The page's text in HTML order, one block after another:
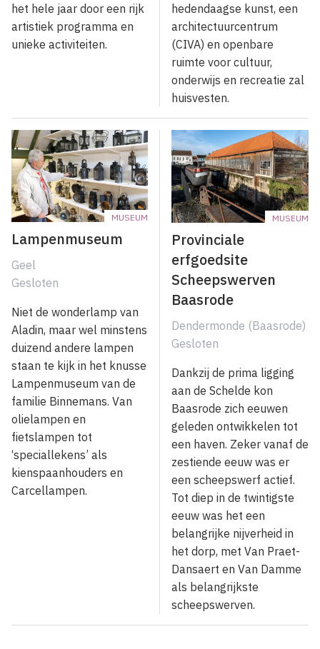
het hele jaar door een rijk
artistiek programma en
unieke activiteiten.
hedendaagse kunst, een
architectuurcentrum
(CIVA) en openbare
ruimte voor cultuur,
onderwijs en recreatie zal
huisvesten.
MUSEUM
Lampenmuseum
Geel
Gesloten
Niet de wonderlamp van
Aladin, maar wel minstens
duizend andere lampen
staan te kijk in het knusse
Lampenmuseum van de
familie Binnemans. Van
olielampen en
fietslampen tot
‘speciallekens’ als
kienspaanhouders en
Carcellampen.
MUSEUM
Provinciale
erfgoedsite
Scheepswerven
Baasrode
Dendermonde (Baasrode)
Gesloten
Dankzij de prima ligging
aan de Schelde kon
Baasrode zich eeuwen
geleden ontwikkelen tot
een haven. Zeker vanaf de
zestiende eeuw was er
een scheepswerf actief.
Tot diep in de twintigste
eeuw was het een
belangrijke nijverheid in
het dorp, met Van Praet-
Dansaert en Van Damme
als belangrijkste
scheepswerven.